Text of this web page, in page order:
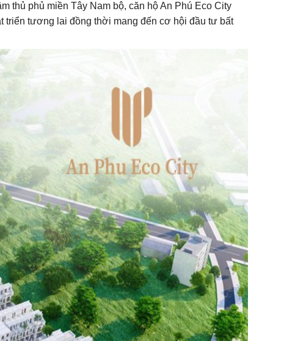
thủ phủ miền Tây Nam bộ, căn hộ An Phú Eco City
triển tương lai đồng thời mang đến cơ hội đầu tư bất